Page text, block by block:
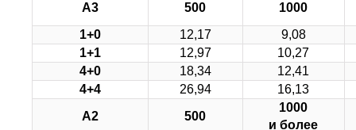
А3
500
1000
1+0
12,17
9,08
1+1
12,97
10,27
4+0
18,34
12,41
4+4
26,94
16,13
А2
500
1000
и более